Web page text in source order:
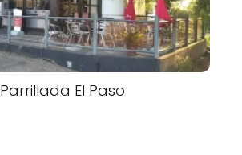
Parrillada El Paso